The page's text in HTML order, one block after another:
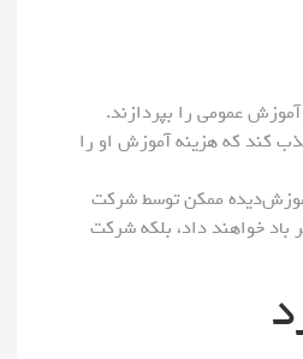
عمومی را بپردازند.
کند که هزینه آموزش او را
ممکن توسط شرکت
خواهند داد، بلکه شرکت